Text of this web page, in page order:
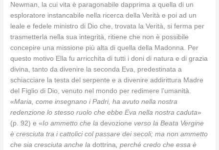
Newman, la cui vita è paragonabile dapprima a quella di un
esploratore instancabile nella ricerca della Verità e poi ad un
leale e fedele ministro di Dio che, trovata la Verità, si ferma per
trasmetterla nella sua integrità, ritiene che non è possibile
concepire una missione più alta di quella della Madonna. Per
questo motivo Ella fu arricchita di tutti i doni di natura e di grazia
divina, tanto da divenire la seconda Eva, predestinata a
schiacciare la testa del serpente e a divenire addirittura Madre
del Figlio di Dio, venuto nel mondo per redimere l’umanità.
«Maria, come insegnano i Padri, ha avuto nella nostra
redenzione lo stesso ruolo che ebbe Eva nella nostra caduta»
(p. 92) e «Io ammetto che ladevozione verso la Beata Vergine
è cresciuta tra i cattolici col passare dei secoli; ma non ammetto
che sia cresciuta anche ladottrina , perché credo che essa è